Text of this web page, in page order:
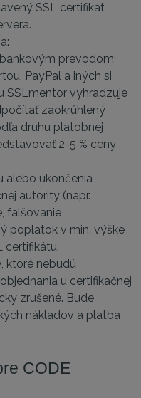
SSL certifikát
prevodom;
PayPal a iných si
SSLmentor vyhradzuje
zaokrúhlený
druhu platobnej
2-5 % ceny
alebo ukončenia
autority (napr.
falšovanie
poplatok v min. výške
certifikátu.
ktoré nebudú
u certifikačnej
zrušené. Bude
nákladov a platba
CODE